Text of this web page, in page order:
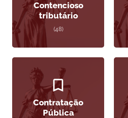
Contencioso
tributário
(48)
Contratação
Pública